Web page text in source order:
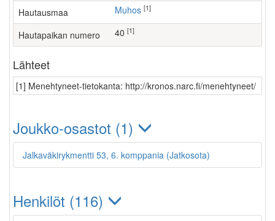
Hautausmaa Muhos [1]
Hautapaikan numero 40 [1]
Lähteet
[1] Menehtyneet-tietokanta: http://kronos.narc.fi/menehtyneet/
Joukko-osastot (1)
Jalkaväkirykmentti 53, 6. komppania (Jatkosota)
Henkilöt (116)